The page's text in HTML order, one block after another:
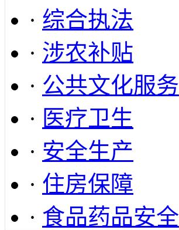
· 综合执法
· 涉农补贴
· 公共文化服务
· 医疗卫生
· 安全生产
· 住房保障
· 食品药品安全